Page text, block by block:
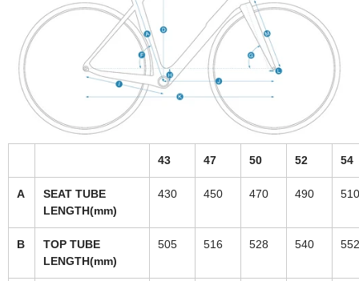
43 47 50 52 54
A
SEAT TUBE
LENGTH(mm)
430 450 470 490 510
B
TOP TUBE
LENGTH(mm)
505 516 528 540 552